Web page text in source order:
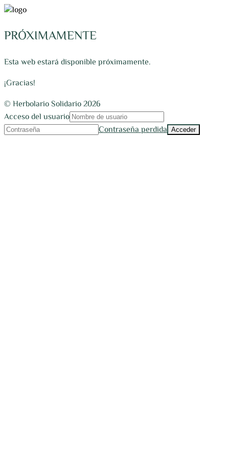
PRÓXIMAMENTE
Esta web estará disponible próximamente.
¡Gracias!
© Herbolario Solidario 2026
Acceso del usuario
Contraseña perdida